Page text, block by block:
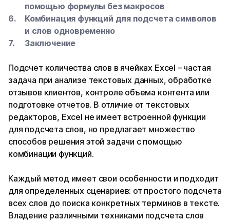
помощью формулы без макросов
Комбинация функций для подсчета символов
и слов одновременно
Заключение
Подсчет количества слов в ячейках Excel – частая
задача при анализе текстовых данных, обработке
отзывов клиентов, контроле объема контента или
подготовке отчетов. В отличие от текстовых
редакторов, Excel не имеет встроенной функции
для подсчета слов, но предлагает множество
способов решения этой задачи с помощью
комбинации функций.
Каждый метод имеет свои особенности и подходит
для определенных сценариев: от простого подсчета
всех слов до поиска конкретных терминов в тексте.
Владение различными техниками подсчета слов